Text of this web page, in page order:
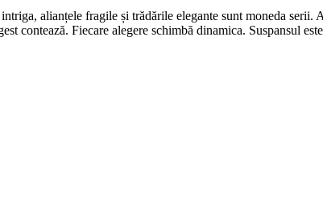
alianțele fragile și trădările elegante sunt moneda serii.
contează. Fiecare alegere schimbă dinamica. Suspansul